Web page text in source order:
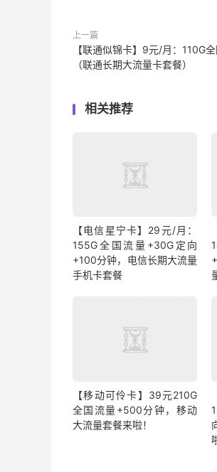
上一篇
【联通似锦卡】9元/月：110G
（联通长期大流量卡套餐）
相关推荐
【电信星宁卡】29元/月：
155G全国流量+30G定向
+100分钟，电信长期大流量
手机卡套餐
【移动可伶卡】39元210G
全国流量+500分钟，移动
大流量套餐来啦！